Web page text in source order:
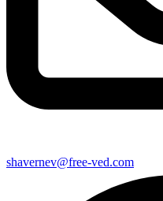
shavernev@free-ved.com